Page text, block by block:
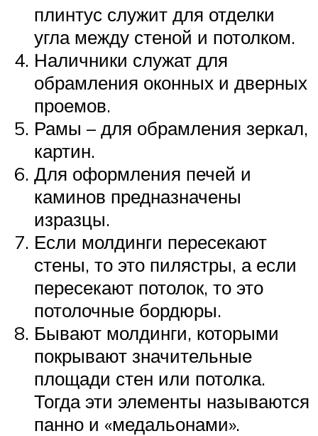
плинтус служит для отделки
угла между стеной и потолком.
Наличники служат для
обрамления оконных и дверных
проемов.
Рамы – для обрамления зеркал,
картин.
Для оформления печей и
каминов предназначены
изразцы.
Если молдинги пересекают
стены, то это пилястры, а если
пересекают потолок, то это
потолочные бордюры.
Бывают молдинги, которыми
покрывают значительные
площади стен или потолка.
Тогда эти элементы называются
панно и «медальонами».